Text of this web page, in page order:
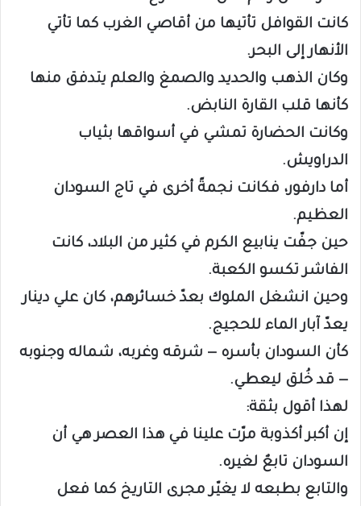
كانت القوافل تأتيها من أقاصي الغرب كما تأتي
الأنهار إلى البحر.
وكان الذهب والحديد والصمغ والعلم يتدفق منها
كأنها قلب القارة النابض.
وكانت الحضارة تمشي في أسواقها بثياب
الدراويش.
أما دارفور، فكانت نجمةً أخرى في تاج السودان
العظيم.
حين جفّت ينابيع الكرم في كثير من البلاد، كانت
الفاشر تكسو الكعبة.
وحين انشغل الملوك بعدّ خسائرهم، كان علي دينار
يعدّ آبار الماء للحجيج.
كأن السودان بأسره — شرقه وغربه، شماله وجنوبه
— قد خُلق ليعطي.
لهذا أقول بثقة:
إن أكبر أكذوبة مرّت علينا في هذا العصر هي أن
السودان تابعٌ لغيره.
والتابع بطبعه لا يغيّر مجرى التاريخ كما فعل